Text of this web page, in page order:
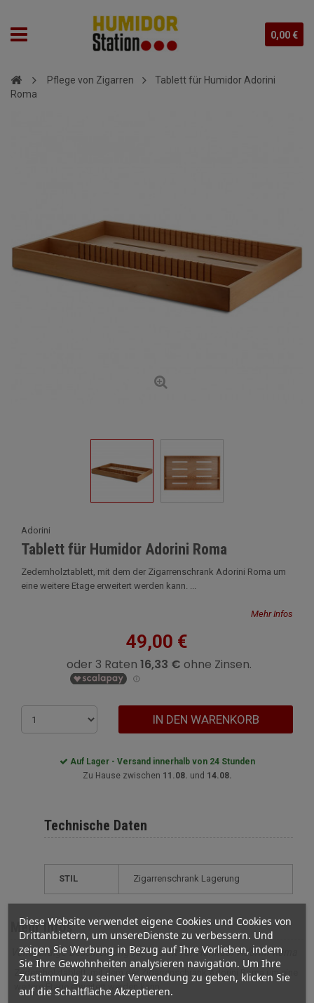
0,00 €
Diese Website verwendet eigene Cookies und Cookies von
Drittanbietern, um unsereDienste zu verbessern. Und
zeigen Sie Werbung in Bezug auf Ihre Vorlieben, indem
Sie Ihre Gewohnheiten analysieren navigation. Um Ihre
Zustimmung zu seiner Verwendung zu geben, klicken Sie
auf die Schaltfläche Akzeptieren.
Pflege von Zigarren
Tablett für Humidor Adorini
Roma
Adorini
Tablett für Humidor Adorini Roma
Zedernholztablett, mit dem der Zigarrenschrank Adorini Roma um
eine weitere Etage erweitert werden kann. ...
Mehr Infos
49,00 €
IN DEN WARENKORB
Auf Lager - Versand innerhalb von 24 Stunden
Zu Hause zwischen 11.08. und 14.08.
Technische Daten
STIL zigarrenschrank Lagerung
Mehr Infos
Vollständige Beschreibung für Tablett für Humidor Adorini Roma
Zedernholztablett, mit dem der Zigarrenschrank Adorini Roma um eine
weitere Etage erweitert werden kann.